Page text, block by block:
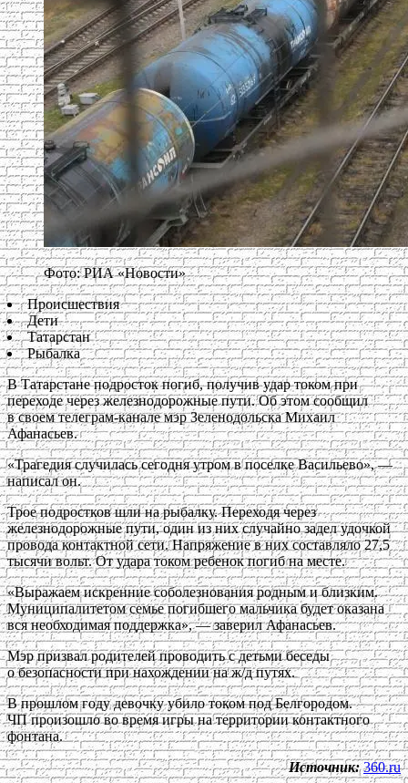
Фото: РИА «Новости»
Происшествия
Дети
Татарстан
Рыбалка
В Татарстане подросток погиб, получив удар током при
переходе через железнодорожные пути. Об этом сообщил
в своем телеграм-канале мэр Зеленодольска Михаил
Афанасьев.
«Трагедия случилась сегодня утром в поселке Васильево», —
написал он.
Трое подростков шли на рыбалку. Переходя через
железнодорожные пути, один из них случайно задел удочкой
провода контактной сети. Напряжение в них составляло 27,5
тысячи вольт. От удара током ребенок погиб на месте.
«Выражаем искренние соболезнования родным и близким.
Муниципалитетом семье погибшего мальчика будет оказана
вся необходимая поддержка», — заверил Афанасьев.
Мэр призвал родителей проводить с детьми беседы
о безопасности при нахождении на ж/д путях.
В прошлом году девочку убило током под Белгородом.
ЧП произошло во время игры на территории контактного
фонтана.
Источник: 360.ru